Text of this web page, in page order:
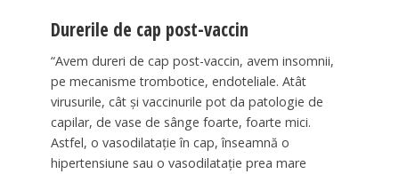
Durerile de cap post-vaccin
“Avem dureri de cap post-vaccin, avem insomnii,
pe mecanisme trombotice, endoteliale. Atât
virusurile, cât şi vaccinurile pot da patologie de
capilar, de vase de sânge foarte, foarte mici.
Astfel, o vasodilataţie în cap, înseamnă o
hipertensiune sau o vasodilataţie prea mare